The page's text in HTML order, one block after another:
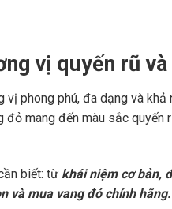
vị quyến rũ
phong phú, đa dạng và
mang đến màu sắc quyến
biết: từ khái niệm cơ bản,
và mua vang đỏ chính hãng.